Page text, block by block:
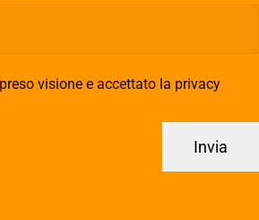
visione e accettato la privacy